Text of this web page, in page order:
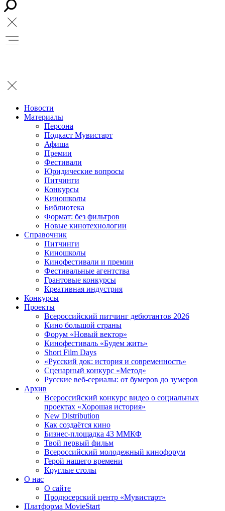
Новости
Материалы
Персона
Подкаст Мувистарт
Афиша
Премии
Фестивали
Юридические вопросы
Питчинги
Конкурсы
Киношколы
Библиотека
Формат: без фильтров
Новые кинотехнологии
Справочник
Питчинги
Киношколы
Кинофестивали и премии
Фестивальные агентства
Грантовые конкурсы
Креативная индустрия
Конкурсы
Проекты
Всероссийский питчинг дебютантов 2026
Кино большой страны
Форум «Новый вектор»
Кинофестиваль «Будем жить»
Short Film Days
«Русский док: история и современность»
Сценарный конкурс «Метод»
Русские веб-сериалы: от бумеров до зумеров
Архив
Всероссийский конкурс видео о социальных
проектах «Хорошая история»
New Distribution
Как создаётся кино
Бизнес-площадка 43 ММКФ
Твой первый фильм
Всероссийский молодежный кинофорум
Герой нашего времени
Круглые столы
О нас
О сайте
Продюсерский центр «Мувистарт»
Платформа MovieStart